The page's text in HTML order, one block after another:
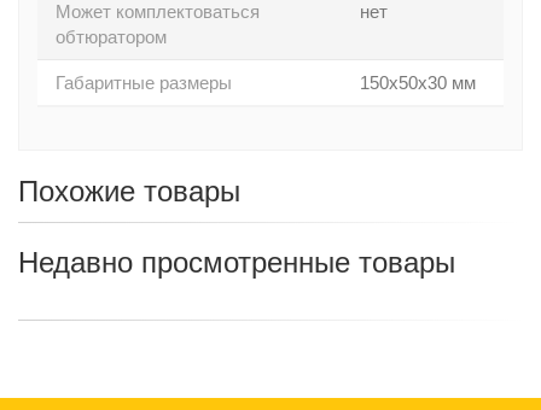
Может комплектоваться
обтюратором
нет
Габаритные размеры 150х50х30 мм
Похожие товары
Недавно просмотренные товары